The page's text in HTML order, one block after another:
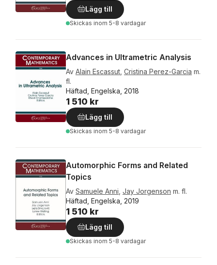
Lägg till
Skickas inom 5-8 vardagar
Advances in Ultrametric Analysis
Av Alain Escassut Cristina Perez-Garcia m.
fl.
Häftad, Engelska, 2018
1 510 kr
Lägg till
Skickas inom 5-8 vardagar
Automorphic Forms and Related
Topics
Av Samuele Anni Jay Jorgenson m. fl.
Häftad, Engelska, 2019
1 510 kr
Lägg till
Skickas inom 5-8 vardagar